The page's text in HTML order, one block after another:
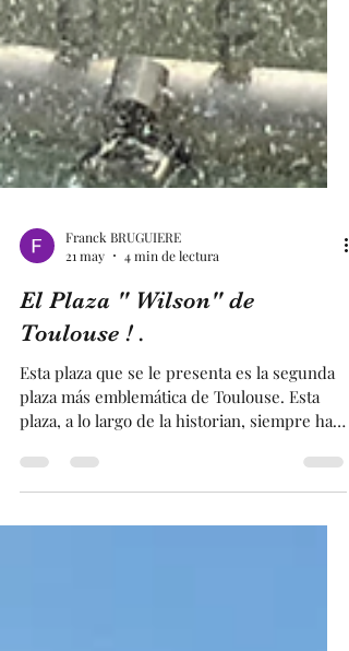
21 may
4 min de lectura
El Plaza " Wilson" de
Toulouse ! .
Esta plaza que se le presenta es la segunda
plaza, a lo largo de la historian, siempre ha
sido una plaza muy animada y muy